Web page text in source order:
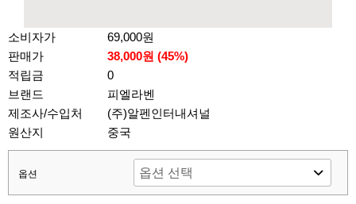
소비자가
69,000원
판매가
38,000원 (45%)
적립금
0
브랜드
피엘라벤
제조사/수입처
(주)알펜인터내셔널
원산지
중국
옵션